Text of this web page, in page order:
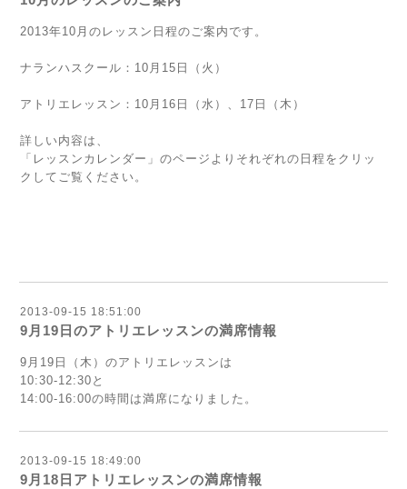
2013年10月のレッスン日程のご案内です。
ナランハスクール：10月15日（火）
アトリエレッスン：10月16日（水）、17日（木）
詳しい内容は、
「レッスンカレンダー」のページよりそれぞれの日程をクリッ
クしてご覧ください。
2013-09-15 18:51:00
9月19日のアトリエレッスンの満席情報
9月19日（木）のアトリエレッスンは
10:30-12:30と
14:00-16:00の時間は満席になりました。
2013-09-15 18:49:00
9月18日アトリエレッスンの満席情報